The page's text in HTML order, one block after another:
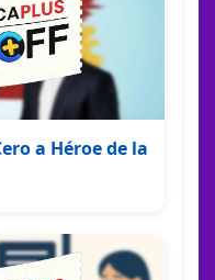
a Héroe de la